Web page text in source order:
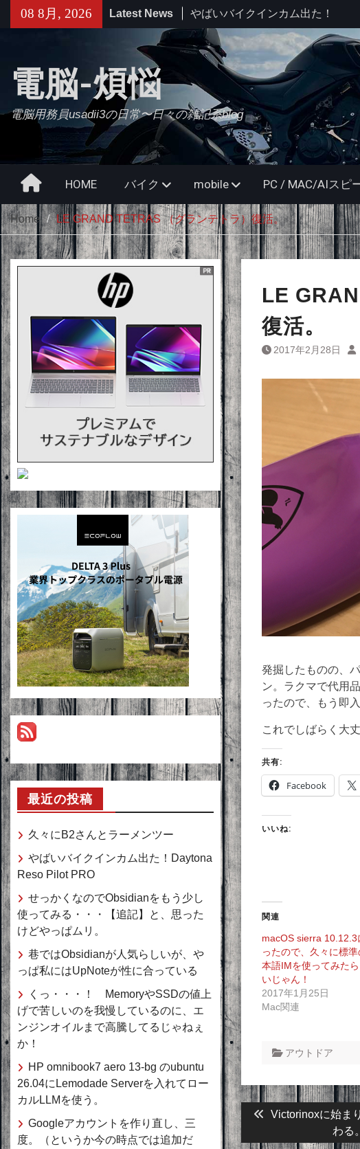
08 8月, 2026 Latest News
せっかくなのでObsidianをもう少し
使ってみる・・・【追記】と、思
たけどやっぱムリ。
久々にB2さんとラーメンツー
電脳-煩悩
電脳用務員usadii3の日常〜日々の雑記系blog
HomeHOME バイク mobile PC / MAC/AIスピ
Home LE GRAND TETRAS （グランテトラ）復活。
LE
復活。
2017年2月28日
発掘したものの、
ン。ラクマで代用
ったので、もう即
これでしばらく大
共有:
Facebook
いいね:
関連
macOS sierra 10.12.3
ったので、久々に標準
本語IMを使ってみた
いじゃん！
2017年1月25日
Mac関連
アウトドア
投
稿
Previous
Victorinoxに始ま
わる。
最近の投稿
久々にB2さんとラーメンツー
やばいバイクインカム出た！Daytona
Reso Pilot PRO
せっかくなのでObsidianをもう少し
使ってみる・・・【追記】と、思った
けどやっぱムリ。
巷ではObsidianが人気らしいが、や
っぱ私にはUpNoteが性に合っている
くっ・・・！ MemoryやSSDの値上
げで苦しいのを我慢しているのに、エ
ンジンオイルまで高騰してるじゃねぇ
か！
HP omnibook7 aero 13-bg のubuntu
26.04にLemodade Serverを入れてロー
カルLLMを使う。
Googleアカウントを作り直し、三
度。（というか今の時点では追加だ